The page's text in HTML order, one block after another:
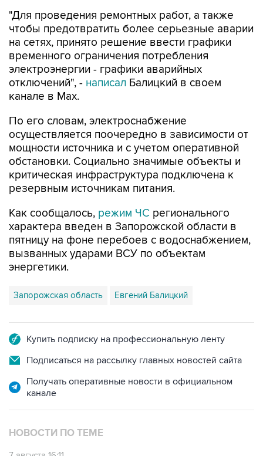
"Для проведения ремонтных работ, а также
чтобы предотвратить более серьезные аварии
на сетях, принято решение ввести графики
временного ограничения потребления
электроэнергии - графики аварийных
отключений", - написал Балицкий в своем
канале в Max.
По его словам, электроснабжение
осуществляется поочередно в зависимости от
мощности источника и с учетом оперативной
обстановки. Социально значимые объекты и
критическая инфраструктура подключена к
резервным источникам питания.
Как сообщалось, режим ЧС регионального
характера введен в Запорожской области в
пятницу на фоне перебоев с водоснабжением,
вызванных ударами ВСУ по объектам
энергетики.
Запорожская область Евгений Балицкий
Купить подписку на профессиональную ленту
Подписаться на рассылку главных новостей сайта
Получать оперативные новости в официальном
канале
НОВОСТИ ПО ТЕМЕ